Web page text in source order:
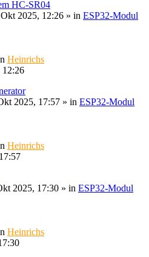
HC-SR04
2025, 12:26 » in ESP32-Modul
Heinrichs
2025, 17:57 » in ESP32-Modul
Heinrichs
2025, 17:30 » in ESP32-Modul
Heinrichs